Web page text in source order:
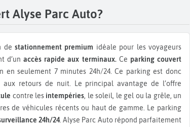
Alyse Parc Auto?
destationnement premium idéale pour les voyageurs
d’unaccès rapide aux terminaux.Ce parking couvert
en seulement 7 minutes 24h/24. Ce parking est donc
retours de nuit. Le principal avantage de l’offre
contre les intempéries, le soleil, le gel ou la grêle, un
de véhicules récents ou haut de gamme. Le parking
24h/24. Alyse Parc Auto répond parfaitement